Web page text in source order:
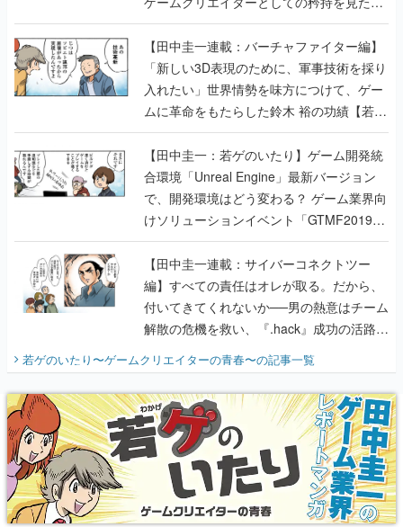
入れたい」世界情勢を味方につけて、ゲー
ムに革命をもたらした鈴木 裕の功績【若ゲ
のいたり】
【田中圭一：若ゲのいたり】ゲーム開発統
合環境「Unreal Engine」最新バージョン
で、開発環境はどう変わる？ ゲーム業界向
けソリューションイベント「GTMF2019」
に行って、より理解を深めよう【PR】
【田中圭一連載：サイバーコネクトツー
編】すべての責任はオレが取る。だから、
付いてきてくれないか──男の熱意はチーム
解散の危機を救い、『.hack』成功の活路を
開く。業界の快男児・松山 洋に流れる血は
『少年ジャンプ』色だった【若ゲのいた
り】
若ゲのいたり〜ゲームクリエイターの青春〜の記事一覧
X
Youtube
Discord
RSS